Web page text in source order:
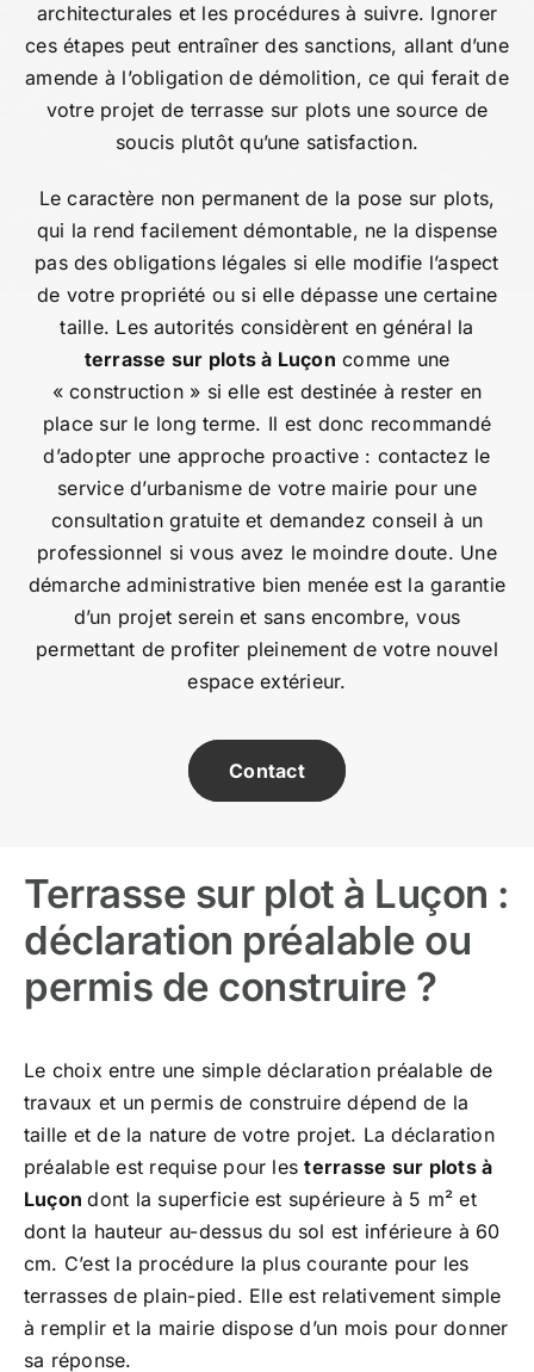
architecturales et les procédures à suivre. Ignorer
ces étapes peut entraîner des sanctions, allant d’une
amende à l’obligation de démolition, ce qui ferait de
votre projet de terrasse sur plots une source de
soucis plutôt qu’une satisfaction.
Le caractère non permanent de la pose sur plots,
qui la rend facilement démontable, ne la dispense
pas des obligations légales si elle modifie l’aspect
de votre propriété ou si elle dépasse une certaine
taille. Les autorités considèrent en général la
terrasse sur plots à Luçon comme une
« construction » si elle est destinée à rester en
place sur le long terme. Il est donc recommandé
d’adopter une approche proactive : contactez le
service d’urbanisme de votre mairie pour une
consultation gratuite et demandez conseil à un
professionnel si vous avez le moindre doute. Une
démarche administrative bien menée est la garantie
d’un projet serein et sans encombre, vous
permettant de profiter pleinement de votre nouvel
espace extérieur.
Contact
Terrasse sur plot à Luçon :
déclaration préalable ou
permis de construire ?
Le choix entre une simple déclaration préalable de
travaux et un permis de construire dépend de la
taille et de la nature de votre projet. La déclaration
préalable est requise pour lesterrasse sur plots à
Luçondont la superficie est supérieure à 5 m² et
dont la hauteur au-dessus du sol est inférieure à 60
cm. C’est la procédure la plus courante pour les
terrasses de plain-pied. Elle est relativement simple
à remplir et la mairie dispose d’un mois pour donner
sa réponse.